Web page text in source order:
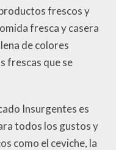
frescos y
fresca y casera
de colores
frescas que se
Insurgentes es
todos los gustos y
como el ceviche, la